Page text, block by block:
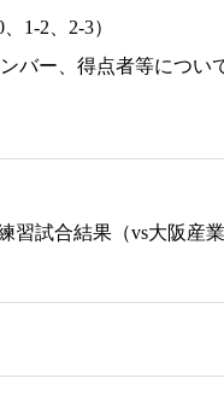
1-2、2-3）
バー、得点者等につい
習試合結果（vs大阪産